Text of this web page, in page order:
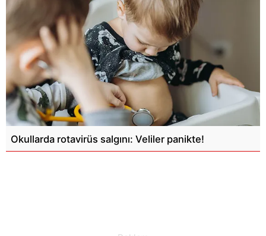
Okullarda rotavirüs salgını: Veliler panikte!